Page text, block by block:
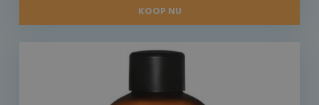
KOOP NU